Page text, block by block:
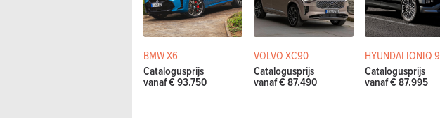
BMW X6
Catalogusprijs
vanaf € 93.750
VOLVO XC90
Catalogusprijs
vanaf € 87.490
HYUNDAI IONIQ 9
Catalogusprijs
vanaf € 87.995